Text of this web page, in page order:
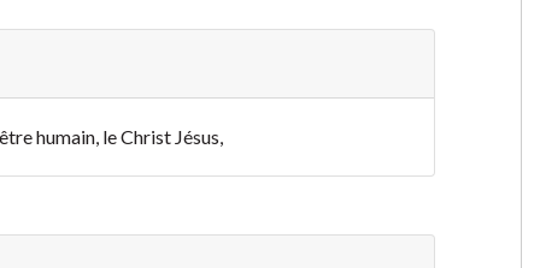
humain, le Christ Jésus,